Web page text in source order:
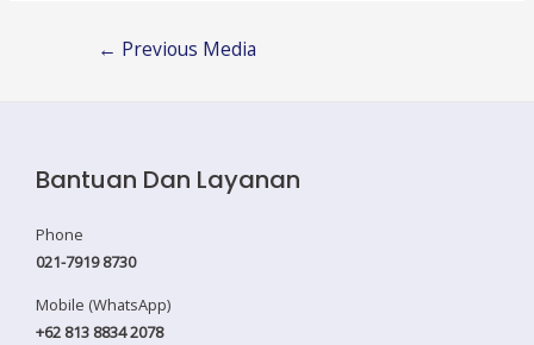
← Previous Media
Bantuan Dan Layanan
Phone
021-7919 8730
Mobile (WhatsApp)
+62 813 8834 2078